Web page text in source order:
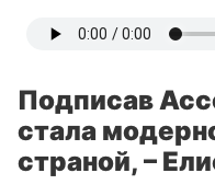
Подписав
стала
страной, –